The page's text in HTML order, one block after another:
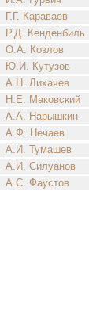
Г.Г. Караваев
Р.Д. Кенденбиль
О.А. Козлов
Ю.И. Кутузов
А.Н. Лихачев
Н.Е. Маковский
А.А. Нарышкин
А.Ф. Нечаев
А.И. Тумашев
А.И. Силуанов
А.С. Фаустов